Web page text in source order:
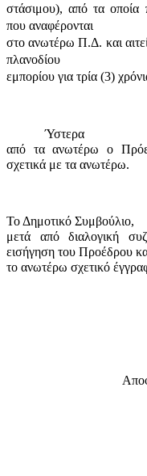
στάσιμου), από τα οποία
που αναφέρονται
στο ανωτέρω Π.Δ. και
πλανοδίου
εμπορίου για τρία (3)
Ύστερα
από τα ανωτέρω ο
σχετικά με τα ανωτέρω.
Το Δημοτικό Συμβούλιο,
μετά από διαλογική
εισήγηση του Προέδρου
το ανωτέρω σχετικό